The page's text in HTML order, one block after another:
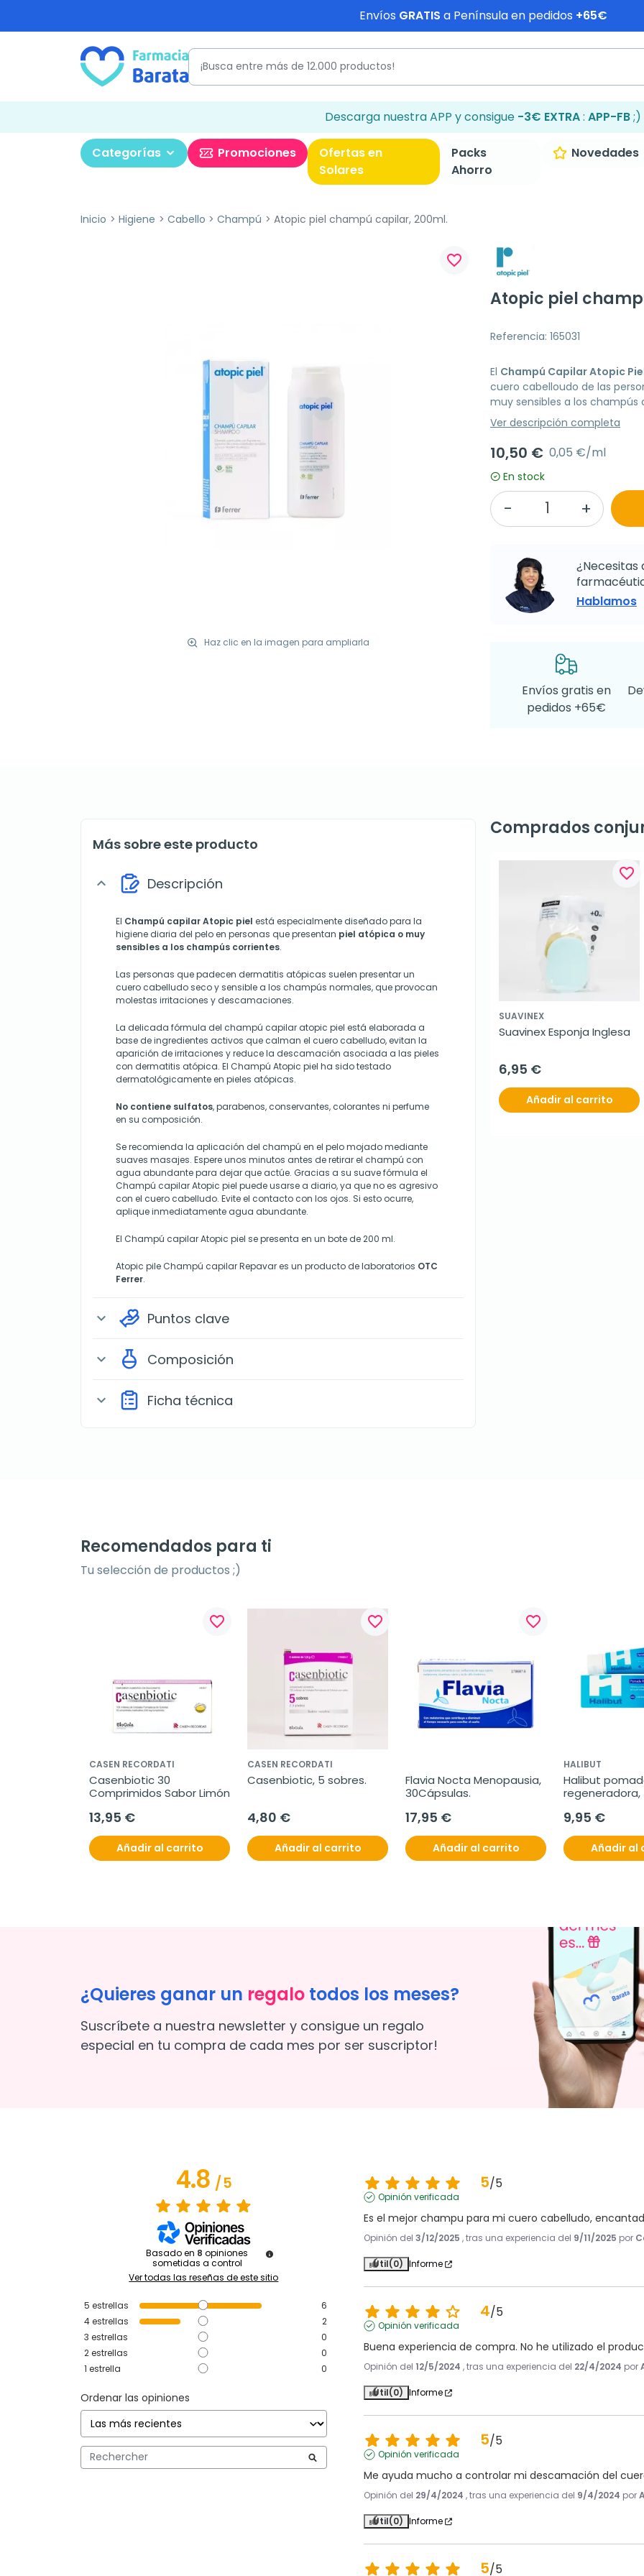
Envíos GRATIS a Península en pedidos +65€
Descarga nuestra APP y consigue -3€ EXTRA: APP-FB;)
Categorías Promociones
Ofertas en
Solares
Packs
Ahorro
Novedades
Inicio Higiene Cabello Champú Atopic piel champú capilar, 200ml.
Haz clic en la imagen para ampliarla
favorite_border
Atopic piel
Referencia: 165031
El Champú Capilar Atopic
cuero cabelloudo de las
muy sensibles a los champús
Ver descripción completa
10,50 € 0,05 €/ml
En stock
¿Necesitas
Hablamos
Envíos gratis en
pedidos +65€
Más sobre este producto
expand_more Descripción
El Champú capilar Atopic piel está especialmente diseñado para la
higiene diaria del pelo en personas que presentan piel atópica o muy
sensibles a los champús corrientes.
Las personas que padecen dermatitis atópicas suelen presentar un
cuero cabelludo seco y sensible a los champús normales, que provocan
molestas irritaciones y descamaciones.
La delicada fórmula del champú capilar atopic piel está elaborada a
base de ingredientes activos que calman el cuero cabelludo, evitan la
aparición de irritaciones y reduce la descamación asociada a las pieles
con dermatitis atópica. El Champú Atopic piel ha sido testado
dermatológicamente en pieles atópicas.
No contiene sulfatos, parabenos, conservantes, colorantes ni perfume
en su composición.
Se recomienda la aplicación del champú en el pelo mojado mediante
suaves masajes. Espere unos minutos antes de retirar el champú con
agua abundante para dejar que actúe. Gracias a su suave fórmula el
Champú capilar Atopic piel puede usarse a diario, ya que no es agresivo
con el cuero cabelludo. Evite el contacto con los ojos. Si esto ocurre,
aplique inmediatamente agua abundante.
El Champú capilar Atopic piel se presenta en un bote de 200 ml.
Atopic pile Champú capilar Repavar es un producto de laboratorios OTC
Ferrer.
expand_more Puntos clave
expand_more Composición
expand_more Ficha técnica
Comprados
favorite_border
SUAVINEX
Suavinex Esponja Inglesa
6,95 €
Añadir al carrito
Recomendados para ti
Tu selección de productos ;)
favorite_border
CASEN RECORDATI
Casenbiotic 30
Comprimidos Sabor Limón
13,95 €
Añadir al carrito
favorite_border
CASEN RECORDATI
Casenbiotic, 5 sobres.
4,80 €
Añadir al carrito
favorite_border
Flavia Nocta Menopausia,
30Cápsulas.
17,95 €
Añadir al carrito
HALIBUT
Halibut
regeneradora,
9,95 €
Añadir al
¿Quieres ganar un regalo todos los meses?
Suscríbete a nuestra newsletter y consigue un regalo
especial en tu compra de cada mes por ser suscriptor!
4.8/5
Basado en 8 opiniones
sometidas a control
Ver todas las reseñas de este sitio
5 estrellas
6
4estrellas
2
3 estrellas
0
2estrellas
0
1 estrella 0
Ordenar las opiniones
5/5
Opinión verificada
Es el mejor champu para mi cuero cabelludo,
Opinión del3/12/2025 , tras una experiencia del 9/11/2025 por
Útil(0) Informe
4/5
Opinión verificada
Buena experiencia de compra. No he utilizado el
Opinión del 12/5/2024 , tras una experiencia del 22/4/2024 por
Útil(0) Informe
5/5
Opinión verificada
Me ayuda mucho a controlar mi descamación del
Opinión del 29/4/2024 , tras una experiencia del 9/4/2024 por
Útil(0) Informe
5/5